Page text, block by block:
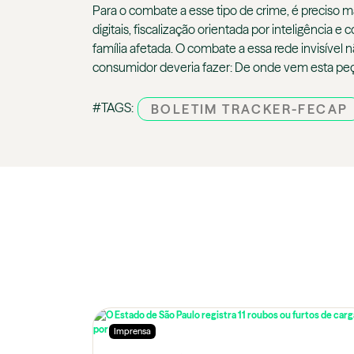
Para o combate a esse tipo de crime, é preciso
digitais, fiscalização orientada por inteligência e
família afetada. O combate a essa rede invisível
consumidor deveria fazer: De onde vem esta
#TAGS: BOLETIM TRACKER-FECAP
Imprensa